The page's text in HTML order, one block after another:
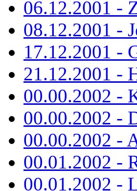
06.12.2001 -
08.12.2001 -
17.12.2001 -
21.12.2001 -
00.00.2002 -
00.00.2002 -
00.00.2002 -
00.01.2002 -
00.01.2002 -